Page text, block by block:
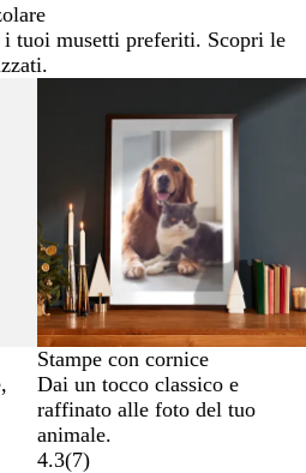
tuoi musetti preferiti. Scopri le
Stampe con cornice
Dai un tocco classico e
raffinato alle foto del tuo
animale.
4.3(7)